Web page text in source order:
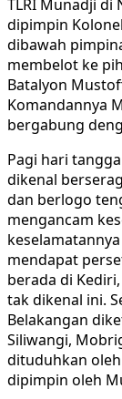
TLRI Munadji di
dipimpin
dibawah
membelot ke
Batalyon
Komandannya
bergabung
Pagi hari
dikenal
dan berlogo
mengancam
mendapat
berada di
tak dikenal ini.
Belakangan
Siliwangi,
dituduhkan
dipimpin oleh